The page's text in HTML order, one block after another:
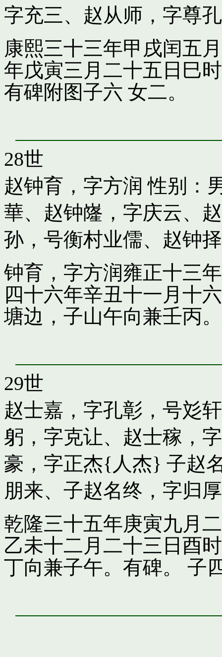
字充三、 赵从师，字尊孔
康熙三十三年甲戌闰五
年戊寅三月二十五日巳
有碑附图子六 女二。
28世
赵钟育，字方润 性别：
華、 赵钟嶐，字庆云、
孙，号衡村业儒、 赵钟
钟育，字方润雍正十三
四十六年辛丑十一月十
塘边，子山午向兼壬丙
29世
赵士嘉，字孔彰，号彣轩
躬，字克让、 赵士稼，
豪，字正杰{人杰} 子赵
朋来、子赵名终，字归厚
乾隆三十五年庚寅九月
乙未十二月二十三日酉
丁向兼子午。有碑。 子